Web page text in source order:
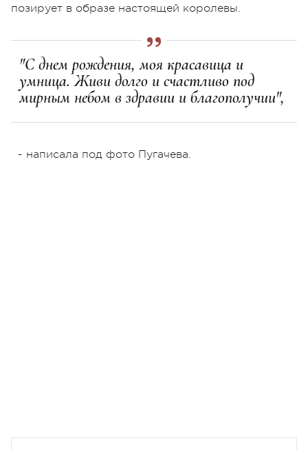
позирует в образе настоящей королевы.
"С днем рождения, моя красавица и
умница. Живи долго и счастливо под
мирным небом в здравии и благополучии",
- написала под фото Пугачева.